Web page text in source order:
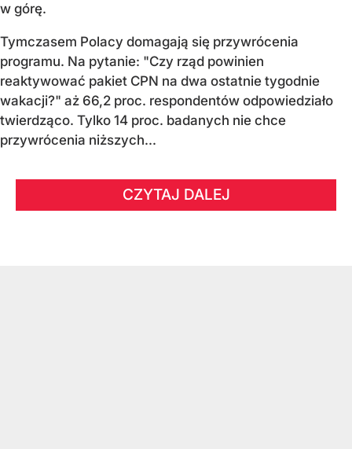
w górę.
Tymczasem Polacy domagają się przywrócenia
programu. Na pytanie: "Czy rząd powinien
reaktywować pakiet CPN na dwa ostatnie tygodnie
wakacji?" aż 66,2 proc. respondentów odpowiedziało
twierdząco. Tylko 14 proc. badanych nie chce
przywrócenia niższych...
CZYTAJ DALEJ